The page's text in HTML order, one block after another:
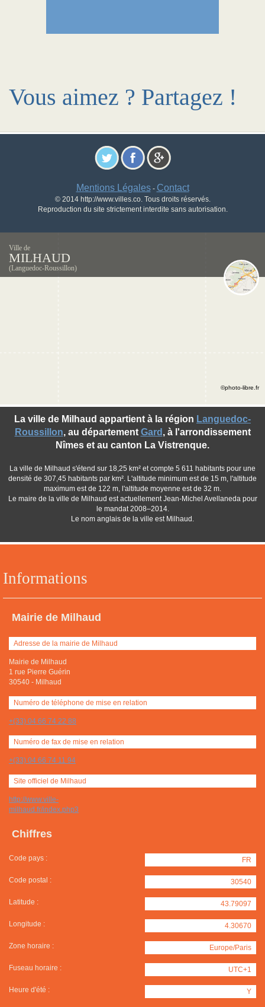
Vous aimez ? Partagez !
Mentions Légales- Contact
© 2014 http://www.villes.co. Tous droits réservés.
Reproduction du site strictement interdite sans autorisation.
Ville de
MILHAUD
(Languedoc-Roussillon)
Informations
Mairie de Milhaud
Adresse de la mairie de Milhaud
Mairie de Milhaud
1 rue Pierre Guérin
30540 - Milhaud
Numéro de téléphone de mise en relation
+(33) 04 66 74 22 88
Numéro de fax de mise en relation
+(33) 04 66 74 11 94
Site officiel de Milhaud
http://www.ville-
milhaud.fr/index.php3
Chiffres
Code pays : FR
Code postal : 30540
Latitude : 43.79097
Longitude : 4.30670
Zone horaire : Europe/Paris
Fuseau horaire : UTC+1
Heure d'été : Y
La ville de Milhaud appartient à la région Languedoc-
Roussillon, au département Gard , à l'arrondissement
Nîmes et au canton La Vistrenque.
La ville de Milhaud s'étend sur 18,25 km² et compte 5 611 habitants pour une
densité de 307,45 habitants par km². L'altitude minimum est de 15 m, l'altitude
maximum est de 122 m, l'altitude moyenne est de 32 m.
Le maire de la ville de Milhaud est actuellement Jean-Michel Avellaneda pour
le mandat 2008–2014.
Le nom anglais de la ville est Milhaud.
©photo-libre.fr